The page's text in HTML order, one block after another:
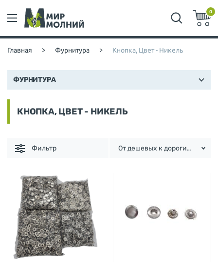
0
Главная > Фурнитура > Кнопка, Цвет - Никель
ФУРНИТУРА
КНОПКА, ЦВЕТ - НИКЕЛЬ
Фильтр От дешевых к дорогим